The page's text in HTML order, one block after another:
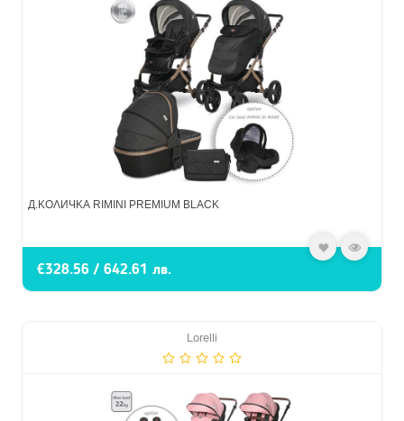
Д.КОЛИЧКА RIMINI PREMIUM BLACK
€328.56 / 642.61 лв.
Lorelli